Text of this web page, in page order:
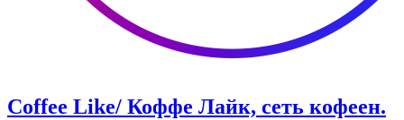
Coffee Like/ Коффе Лайк, сеть кофеен.